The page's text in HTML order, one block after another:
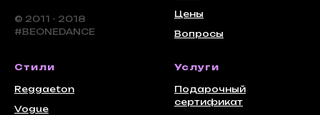
© 2011 - 2018
#BEONEDANCE
Цены
Вопросы
Стили
Reggaeton
Vogue
Услуги
Подарочный
сертификат